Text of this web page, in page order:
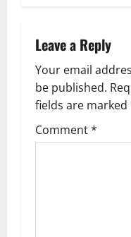
i
g
a
t
i
Leave a Reply
Your email
be published.
fields are marked
Comment*